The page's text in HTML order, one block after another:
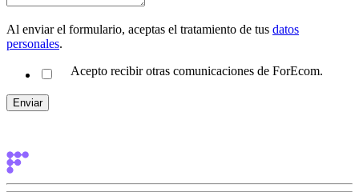
Al enviar el formulario, aceptas el tratamiento de tus datos
personales.
Acepto recibir otras comunicaciones de ForEcom.